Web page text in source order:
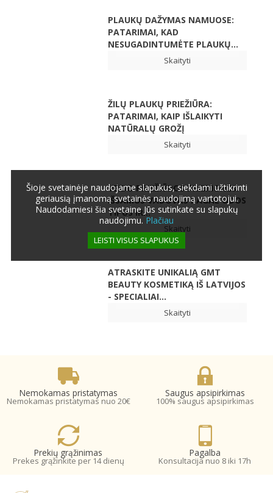
PLAUKŲ DAŽYMAS NAMUOSE:
PATARIMAI, KAD
NESUGADINTUMĖTE PLAUKŲ...
Skaityti
ŽILŲ PLAUKŲ PRIEŽIŪRA:
PATARIMAI, KAIP IŠLAIKYTI
NATŪRALŲ GROŽĮ
Skaityti
VEIDO PRIEŽIŪROS PRIEMONĖS:
IŠSAMUS VADOVAS PAGAL ODOS
TIPUS IR...
Skaityti
ATRASKITE UNIKALIĄ GMT
BEAUTY KOSMETIKĄ IŠ LATVIJOS
- SPECIALIAI...
Skaityti
Nemokamas pristatymas
Nemokamas pristatymas nuo 20€
Saugus apsipirkimas
100% saugus apsipirkimas
Prekių grąžinimas
Prekes grąžinkite per 14 dienų
Pagalba
Konsultacija nuo 8 iki 17h
Šioje svetainėje naudojame slapukus, siekdami užtikrinti
geriausią įmanomą svetainės naudojimą vartotojui.
Naudodamiesi šia svetaine Jūs sutinkate su slapukų
naudojimu. Plačiau
LEISTI VISUS SLAPUKUS